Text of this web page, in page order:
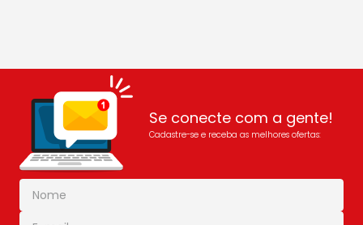
Se conecte com a gente!
Cadastre-se e receba as melhores ofertas: